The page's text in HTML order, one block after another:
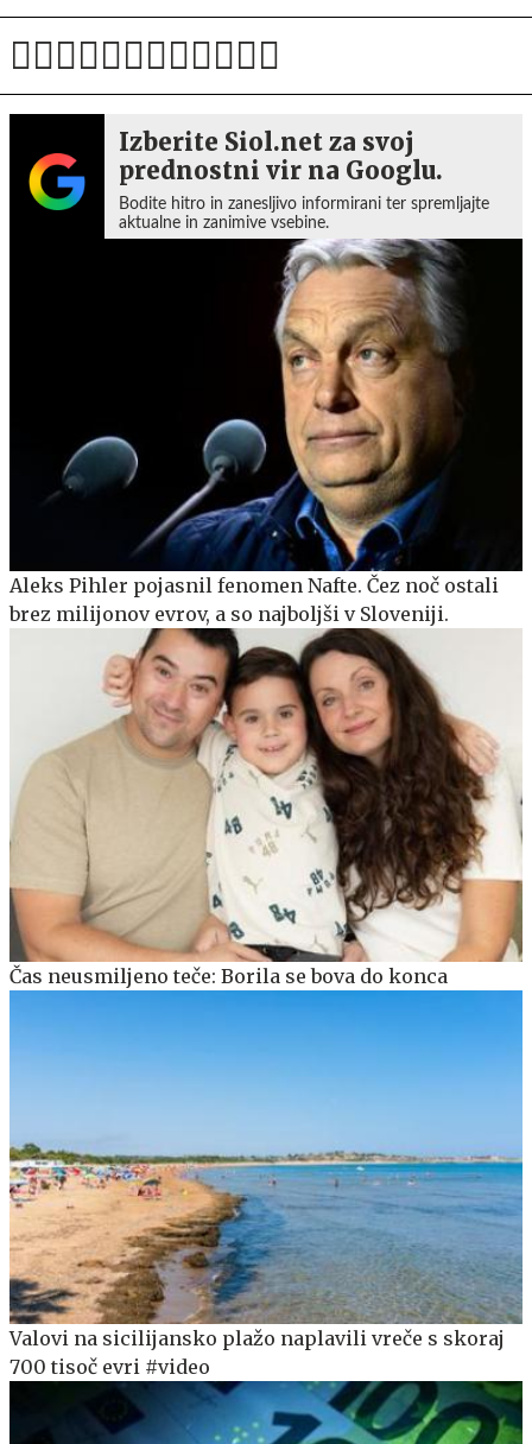
Izberite Siol.net za svoj
prednostni vir na Googlu.
Bodite hitro in zanesljivo informirani ter spremljajte
aktualne in zanimive vsebine.
Aleks Pihler pojasnil fenomen Nafte. Čez noč ostali
brez milijonov evrov, a so najboljši v Sloveniji.
Čas neusmiljeno teče: Borila se bova do konca
Valovi na sicilijansko plažo naplavili vreče s skoraj
700 tisoč evri #video